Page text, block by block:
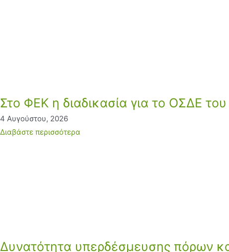
Στο ΦΕΚ η διαδικασία για το ΟΣΔΕ
4 Αυγούστου, 2026
Διαβάστε περισσότερα
Δυνατότητα υπερδέσμευσης πόρων